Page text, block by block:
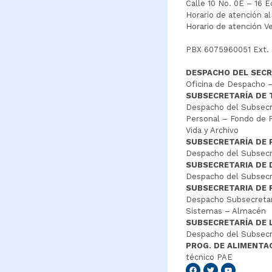
Calle 10 No. 0E – 16
Horario de atención
Horario de atención
PBX 6075960051 Ext.
DESPACHO DEL
Oficina de Despacho
SUBSECRETARÍA DE
Despacho del
Personal – Fondo de
Vida y Archivo
SUBSECRETARÍA DE
Despacho del
SUBSECRETARIA DE
Despacho del
SUBSECRETARIA DE
Despacho
Sistemas – Almacén
SUBSECRETARÍA DE
Despacho del
PROG. DE
técnico PAE